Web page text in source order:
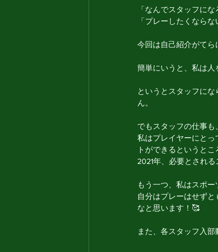
「なんでスタッフに
「プレーしたくなら
今回は自己紹介がて
簡単にいうと、私は
というとスタッフに
ん。
でもスタッフの仕事
私はプレイヤーにと
トができるというと
2021年、必要とされ
もう一つ、私はスポ
自分はプレーはせず
なと思います！🥰
また、各スタッフ入